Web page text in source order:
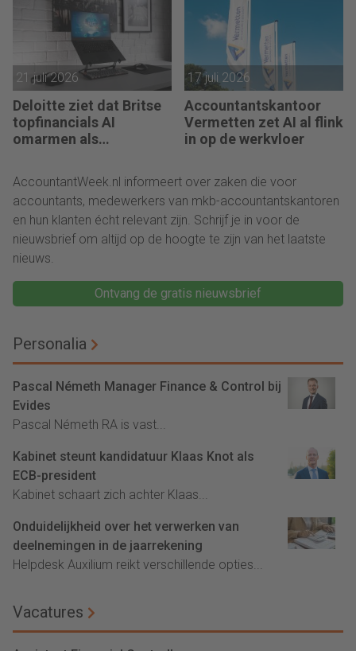
21 juli 2026
Deloitte ziet dat Britse
topfinancials AI
omarmen als
17 juli 2026
Accountantskantoor
Vermetten zet AI al flink
in op de werkvloer
AccountantWeek.nl informeert over zaken die voor
accountants, medewerkers van mkb-accountantskantoren
en hun klanten écht relevant zijn. Schrijf je in voor de
nieuwsbrief om altijd op de hoogte te zijn van het laatste
nieuws.
Ontvang de gratis nieuwsbrief
Personalia
Pascal Németh Manager Finance & Control bij
Evides
Pascal Németh RA is vast...
Kabinet steunt kandidatuur Klaas Knot als
ECB-president
Kabinet schaart zich achter Klaas...
Onduidelijkheid over het verwerken van
deelnemingen in de jaarrekening
Helpdesk Auxilium reikt verschillende opties...
Vacatures